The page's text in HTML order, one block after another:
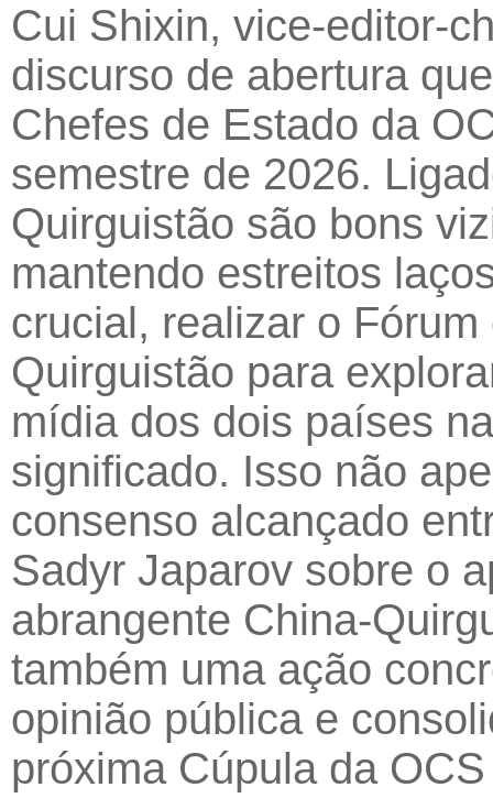
Cui Shixin, vice-editor-
discurso de abertura
Chefes de Estado da
semestre de 2026.
Quirguistão são bons
mantendo estreitos
crucial, realizar o
Quirguistão para
mídia dos dois países
significado. Isso não
consenso alcançado
Sadyr Japarov sobre o
abrangente China-
também uma ação
opinião pública e
próxima Cúpula da